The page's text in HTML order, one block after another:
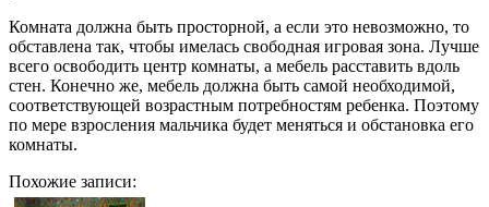
Комната должна быть просторной, а если это невозможно, то
обставлена так, чтобы имелась свободная игровая зона. Лучше
всего освободить центр комнаты, а мебель расставить вдоль
стен. Конечно же, мебель должна быть самой необходимой,
соответствующей возрастным потребностям ребенка. Поэтому
по мере взросления мальчика будет меняться и обстановка его
комнаты.
Похожие записи: